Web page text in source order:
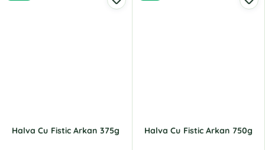
Halva Cu Fistic Arkan 375g Halva Cu Fistic Arkan 750g